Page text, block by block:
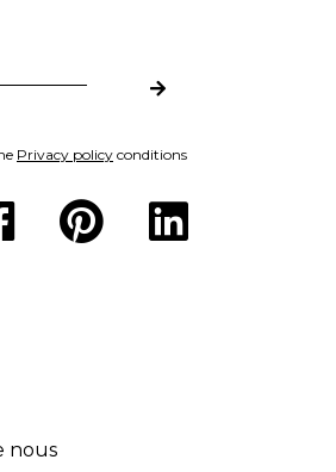
Privacy policy conditions
nous